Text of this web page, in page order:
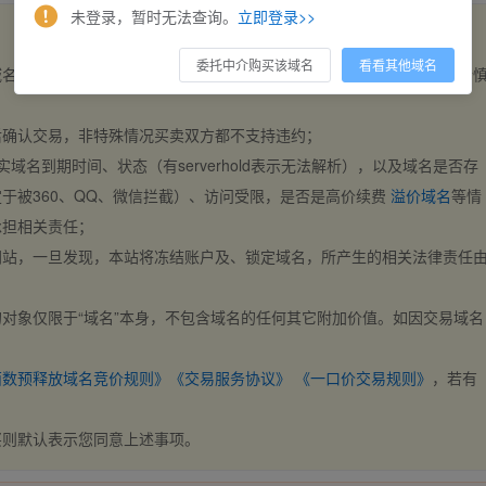
，交易自动完成。买卖双方都不支持违约，一旦出价不支持撤销，请
认交易，非特殊情况买卖双方都不支持违约；
名到期时间、状态（有serverhold表示无法解析），以及域名是否存
被360、QQ、微信拦截）、访问受限，是否是高价续费 溢价域名等情
相关责任；
，一旦发现，本站将冻结账户及、锁定域名，所产生的相关法律责任
象仅限于“域名”本身，不包含域名的任何其它附加价值。如因交易域名
预释放域名竞价规则》
《交易服务协议》 《一口价交易规则》 ，若有
默认表示您同意上述事项。
未登录，暂时无法查询。 立即登录>>
委托中介购买该域名 看看其他域名